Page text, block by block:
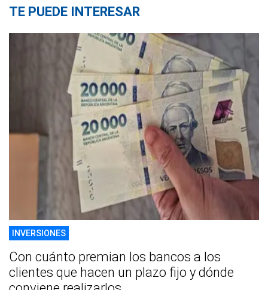
TE PUEDE INTERESAR
INVERSIONES
Con cuánto premian los bancos a los
clientes que hacen un plazo fijo y dónde